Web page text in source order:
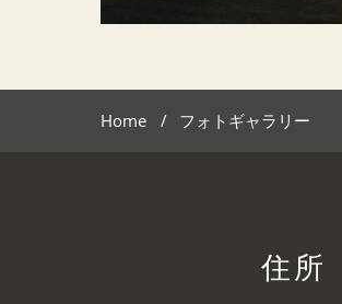
Home フォトギャラリー
住所